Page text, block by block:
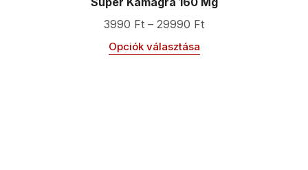
3990 Ft – 29990 Ft
Opciók választása